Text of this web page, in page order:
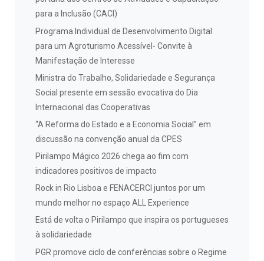
para a Inclusão (CACI)
Programa Individual de Desenvolvimento Digital
para um Agroturismo Acessível- Convite à
Manifestação de Interesse
Ministra do Trabalho, Solidariedade e Segurança
Social presente em sessão evocativa do Dia
Internacional das Cooperativas
“A Reforma do Estado e a Economia Social” em
discussão na convenção anual da CPES
Pirilampo Mágico 2026 chega ao fim com
indicadores positivos de impacto
Rock in Rio Lisboa e FENACERCI juntos por um
mundo melhor no espaço ALL Experience
Está de volta o Pirilampo que inspira os portugueses
à solidariedade
PGR promove ciclo de conferências sobre o Regime